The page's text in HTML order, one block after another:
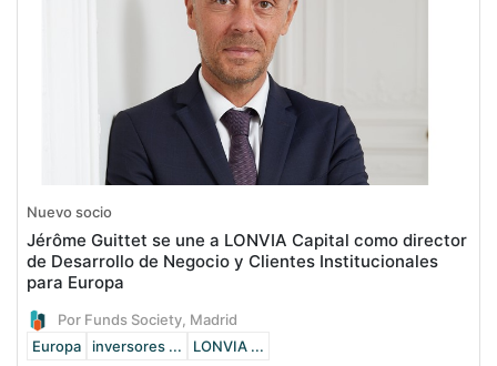
Nuevo socio
Jérôme Guittet se une a LONVIA Capital como director
de Desarrollo de Negocio y Clientes Institucionales
para Europa
Por Funds Society, Madrid
Europa
inversores ... LONVIA ...